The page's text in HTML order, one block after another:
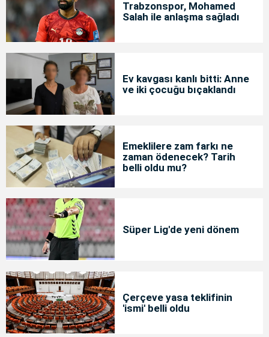
Trabzonspor, Mohamed
Salah ile anlaşma sağladı
Ev kavgası kanlı bitti: Anne
ve iki çocuğu bıçaklandı
Emeklilere zam farkı ne
zaman ödenecek? Tarih
belli oldu mu?
Süper Lig'de yeni dönem
Çerçeve yasa teklifinin
'ismi' belli oldu